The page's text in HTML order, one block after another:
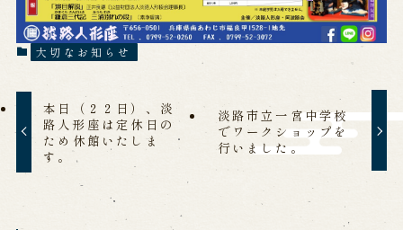
ご利用案内
営業日時・料金
お問い合わせ
お電話でお問い合わせ
大切なお知らせ
本日（２２日）、淡
路人形座は定休日の
ため休館いたしま
す。
淡路市立一宮中学校
でワークショップを
行いました。